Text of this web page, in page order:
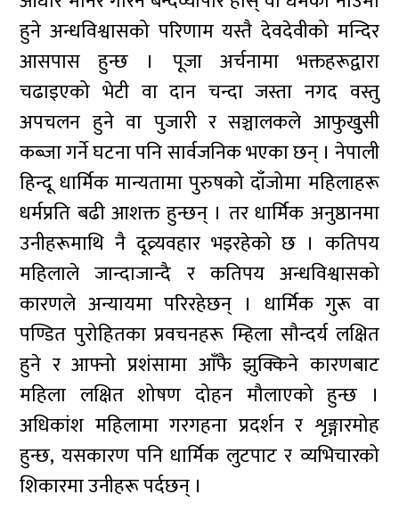
हुने अन्धविश्वासको परिणाम यस्तै देवदेवीको मन्दिर
आसपास हुन्छ । पूजा अर्चनामा भक्तहरूद्वारा
चढाइएको भेटी वा दान चन्दा जस्ता नगद वस्तु
अपचलन हुने वा पुजारी र सञ्चालकले आफुखुुसी
कब्जा गर्ने घटना पनि सार्वजनिक भएका छन् । नेपाली
हिन्दू धार्मिक मान्यतामा पुरुषको दाँजोमा महिलाहरू
धर्मप्रति बढी आशक्त हुन्छन् । तर धार्मिक अनुष्ठानमा
उनीहरूमाथि नै दूव्र्यवहार भइरहेको छ । कतिपय
महिलाले जान्दाजान्दै र कतिपय अन्धविश्वासको
कारणले अन्यायमा परिरहेछन् । धार्मिक गुरू वा
पण्डित पुरोहितका प्रवचनहरू म्हिला सौन्दर्य लक्षित
हुने र आफ्नो प्रशंसामा आँफै झुक्किने कारणबाट
महिला लक्षित शोषण दोहन मौलाएको हुन्छ ।
अधिकांश महिलामा गरगहना प्रदर्शन र शृङ्गारमोह
हुन्छ, यसकारण पनि धार्मिक लुटपाट र व्यभिचारको
शिकारमा उनीहरू पर्दछन् ।